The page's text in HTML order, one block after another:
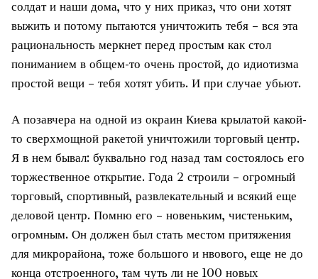
солдат и наши дома, что у них приказ, что они хотят
выжить и потому пытаются уничтожить тебя – вся эта
рациональность меркнет перед простым как стол
пониманием в общем-то очень простой, до идиотизма
простой вещи – тебя хотят убить. И при случае убьют.
А позавчера на одной из окраин Киева крылатой какой-
то сверхмощной ракетой уничтожили торговый центр.
Я в нем бывал: буквально год назад там состоялось его
торжественное открытие. Года 2 строили – огромный
торговый, спортивный, развлекательный и всякий еще
деловой центр. Помню его – новеньким, чистеньким,
огромным. Он должен был стать местом притяжения
для микрорайона, тоже большого и нвового, еще не до
конца отстроенного, там чуть ли не 100 новых